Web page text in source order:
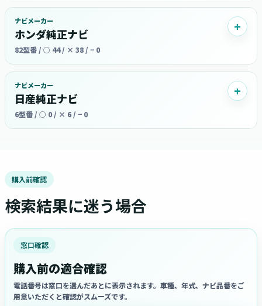
ナビメーカー
ホンダ純正ナビ
82型番 / ○ 44 / × 38 / − 0
ナビメーカー
日産純正ナビ
6型番 / ○ 0 / × 6 / − 0
購入前確認
検索結果に迷う場合
窓口確認
購入前の適合確認
電話番号は窓口を選んだあとに表示されます。車種、年式、ナビ品番をご
用意いただくと確認がスムーズです。